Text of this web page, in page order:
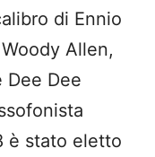
di Ennio
Allen,
Dee Dee
è stato eletto